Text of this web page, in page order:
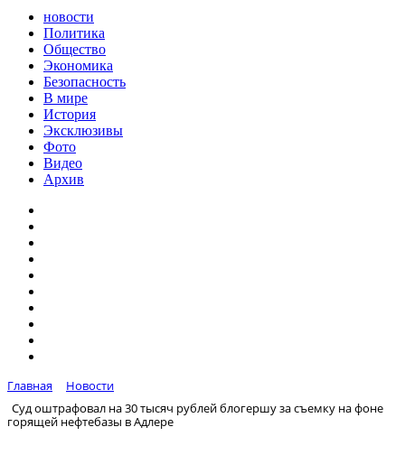
новости
Политика
Общество
Экономика
Безопасность
В мире
История
Эксклюзивы
Фото
Видео
Архив
Главная
Новости
Суд оштрафовал на 30 тысяч рублей блогершу за съемку на фоне
горящей нефтебазы в Адлере